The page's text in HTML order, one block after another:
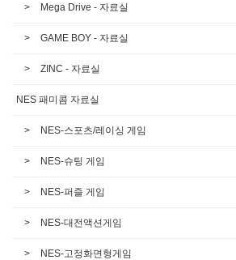
Mega Drive - 자료실
GAME BOY - 자료실
ZINC - 자료실
NES 패미콤 자료실
NES-스포츠/레이싱 게임
NES-슈팅 게임
NES-퍼즐 게임
NES-대전액션게임
NES-고정화면형게임